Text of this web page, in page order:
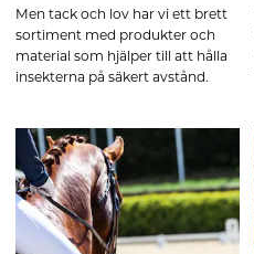
Men tack och lov har vi ett brett
sortiment med produkter och
material som hjälper till att hålla
insekterna på säkert avstånd.